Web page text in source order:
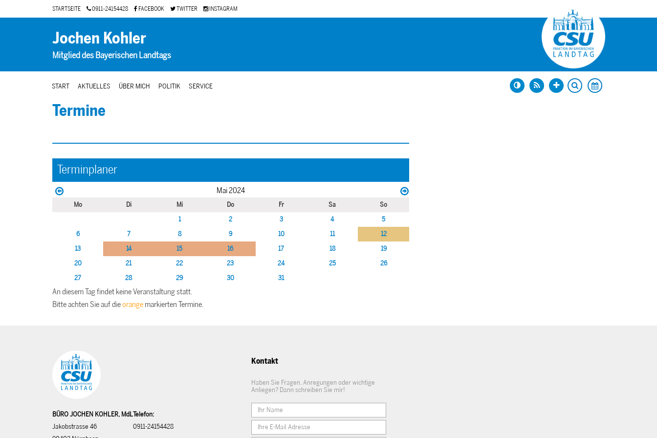
STARTSEITE 0911-24154428 FACEBOOK TWITTER INSTAGRAM
Jochen Kohler
Mitglied des Bayerischen Landtags
START AKTUELLES ÜBER MICH POLITIK SERVICE
Termine
Terminplaner
Mai 2024
Mo Di Mi Do Fr Sa
So
1
2 3 4
5
6
7 8 9 10 11
12
13
14 15 16 17 18
19
20
21 22 23 24 25
26
27
28 29 30 31
An diesem Tag findet keine Veranstaltung statt.
Bitte achten Sie auf dieorange markierten Termine.
BÜRO JOCHEN KOHLER, MdL
Jakobstrasse 46
Telefon:
0911-24154428
Kontakt
Haben Sie Fragen, Anregungen oder wichtige
Anliegen? Dann schreiben Sie mir!